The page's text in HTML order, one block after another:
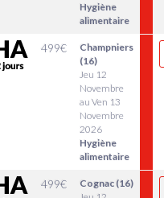
Hygiène
alimentaire
499€
Champniers
(16)
Jeu 12
Novembre
au Ven 13
Novembre
2026
Hygiène
alimentaire
499€
Cognac (16)